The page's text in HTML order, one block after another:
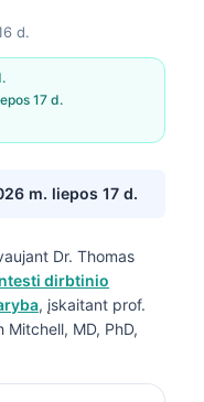
d.
17 d.
m. liepos 17 d.
Dr. Thomas
dirbtinio
, įskaitant prof.
Mitchell, MD, PhD,